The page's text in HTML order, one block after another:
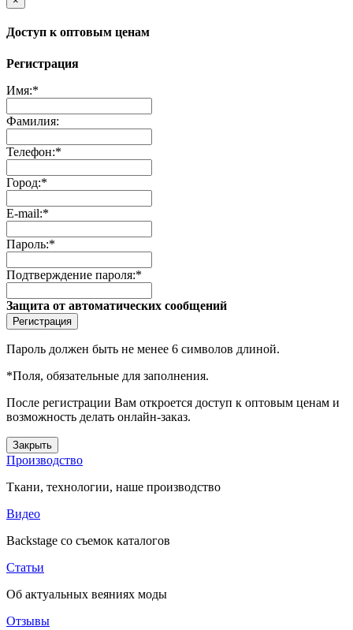
Доступ к оптовым ценам
Регистрация
Имя:*
Фамилия:
Телефон:*
Город:*
E-mail:*
Пароль:*
Подтверждение пароля:*
Защита от автоматических сообщений
Пароль должен быть не менее 6 символов длиной.
*Поля, обязательные для заполнения.
После регистрации Вам откроется доступ к оптовым ценам и
возможность делать онлайн-заказ.
Закрыть
Производство
Ткани, технологии, наше производство
Видео
Backstage со съемок каталогов
Статьи
Об актуальных веяниях моды
Отзывы